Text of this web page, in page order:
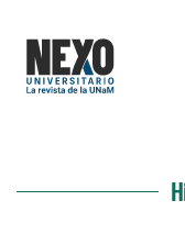
Skip to main